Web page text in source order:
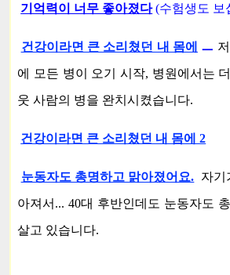
기억력이 너무 좋아졌다 (수험생도 보
건강이라면 큰 소리쳤던 내 몸에 ㅡ
에 모든 병이 오기 시작, 병원에서는
웃 사람의 병을 완치시켰습니다.
건강이라면 큰 소리쳤던 내 몸에 2
눈동자도 총명하고 맑아졌어요. 자기
아져서... 40대 후반인데도 눈동자도
살고 있습니다.